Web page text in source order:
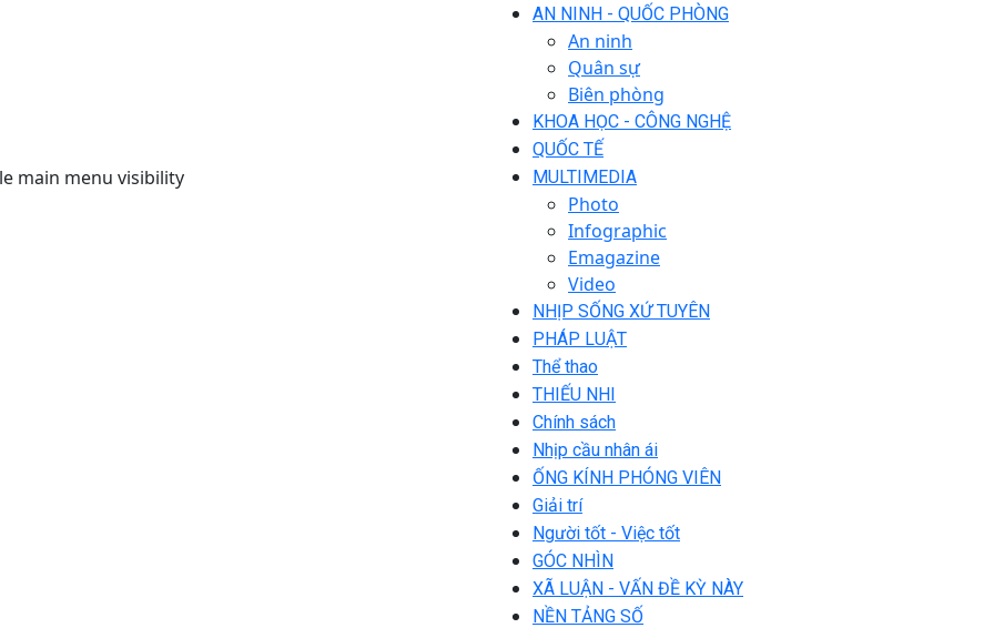
main menu visibility
AN NINH - QUỐC PHÒNG
An ninh
Quân sự
Biên phòng
KHOA HỌC - CÔNG NGHỆ
QUỐC TẾ
MULTIMEDIA
Photo
Infographic
Emagazine
Video
NHỊP SỐNG XỨ TUYÊN
PHÁP LUẬT
Thể thao
THIẾU NHI
Chính sách
Nhịp cầu nhân ái
ỐNG KÍNH PHÓNG VIÊN
Giải trí
Người tốt - Việc tốt
GÓC NHÌN
XÃ LUẬN - VẤN ĐỀ KỲ NÀY
NỀN TẢNG SỐ